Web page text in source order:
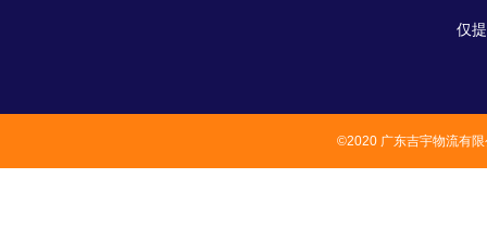
仅
©2020 广东吉宇物流有